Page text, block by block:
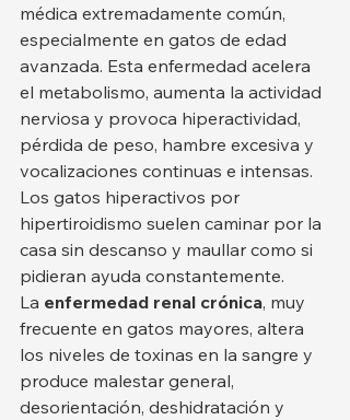
médica extremadamente común,
especialmente en gatos de edad
avanzada. Esta enfermedad acelera
el metabolismo, aumenta la actividad
nerviosa y provoca hiperactividad,
pérdida de peso, hambre excesiva y
vocalizaciones continuas e intensas.
Los gatos hiperactivos por
hipertiroidismo suelen caminar por la
casa sin descanso y maullar como si
pidieran ayuda constantemente.
La enfermedad renal crónica, muy
frecuente en gatos mayores, altera
los niveles de toxinas en la sangre y
produce malestar general,
desorientación, deshidratación y